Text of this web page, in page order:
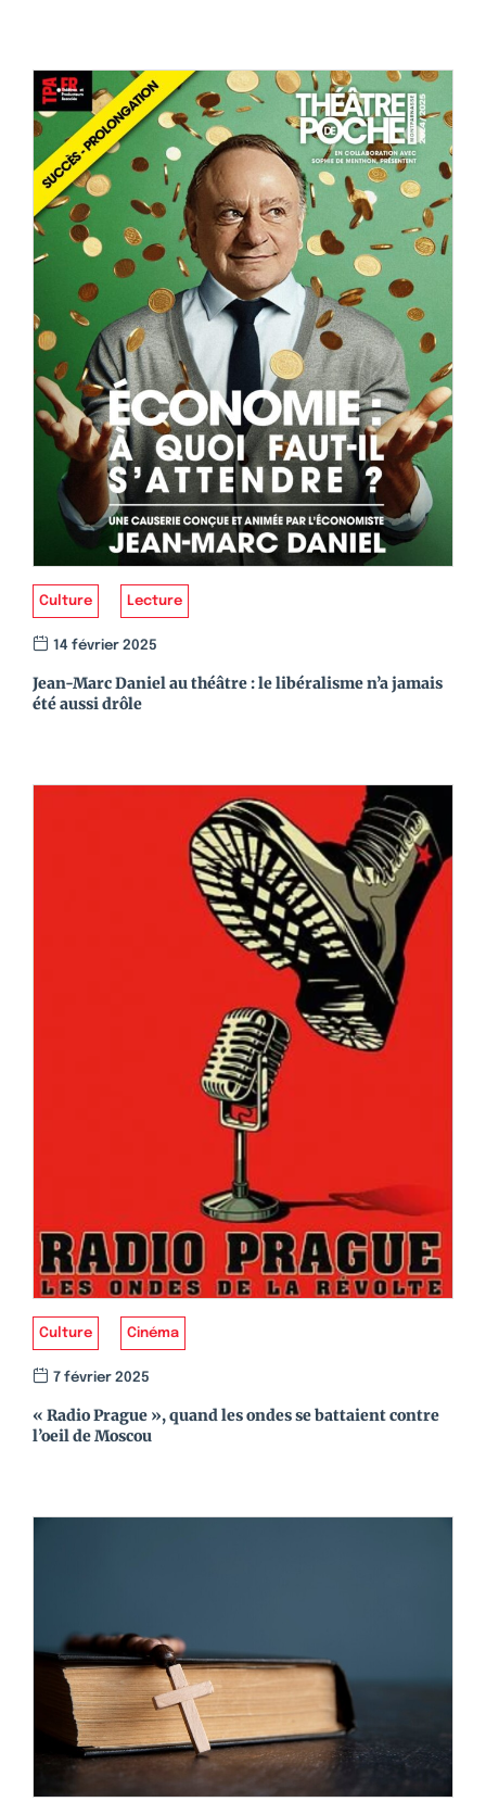
Culture Lecture
14 février 2025
Jean-Marc Daniel au théâtre : le libéralisme n’a jamais
été aussi drôle
Culture Cinéma
7 février 2025
« Radio Prague », quand les ondes se battaient contre
l’oeil de Moscou